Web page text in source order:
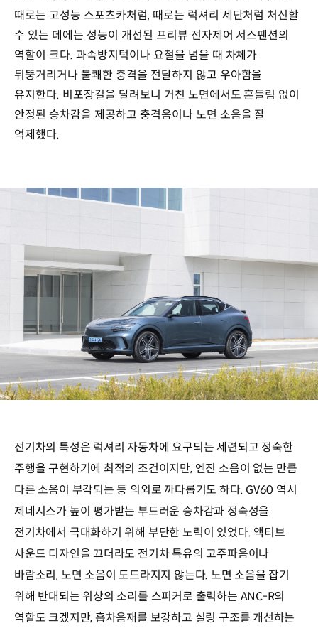
때로는 고성능 스포츠카처럼, 때로는 럭셔리 세단처럼 처신할
수 있는 데에는 성능이 개선된 프리뷰 전자제어 서스펜션의
역할이 크다. 과속방지턱이나 요철을 넘을 때 차체가
뒤뚱거리거나 불쾌한 충격을 전달하지 않고 우아함을
유지한다. 비포장길을 달려보니 거친 노면에서도 흔들림 없이
안정된 승차감을 제공하고 충격음이나 노면 소음을 잘
억제했다.
전기차의 특성은 럭셔리 자동차에 요구되는 세련되고 정숙한
주행을 구현하기에 최적의 조건이지만, 엔진 소음이 없는 만큼
다른 소음이 부각되는 등 의외로 까다롭기도 하다. GV60 역시
제네시스가 높이 평가받는 부드러운 승차감과 정숙성을
전기차에서 극대화하기 위해 부단한 노력이 있었다. 액티브
사운드 디자인을 끄더라도 전기차 특유의 고주파음이나
바람소리, 노면 소음이 도드라지지 않는다. 노면 소음을 잡기
위해 반대되는 위상의 소리를 스피커로 출력하는 ANC-R의
역할도 크겠지만, 흡차음재를 보강하고 실링 구조를 개선하는